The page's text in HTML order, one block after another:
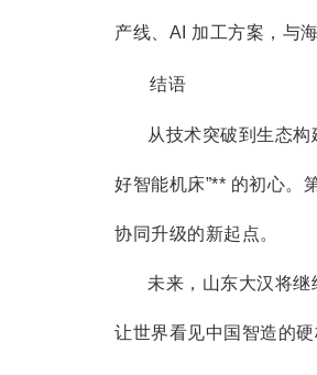
产线、AI 加工方案，与
结语
从技术突破到生态
好智能机床”** 的初心。
协同升级的新起点。
未来，山东大汉将继
让世界看见中国智造的